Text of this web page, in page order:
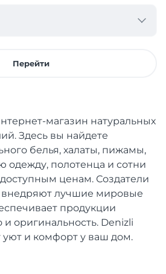
Перейти
магазин натуральных
Здесь вы найдете
белья, халаты, пижамы,
полотенца и сотни
ценам. Создатели
внедряют лучшие мировые
продукции
и оригинальность. Denizli
уют и комфорт у ваш дом.